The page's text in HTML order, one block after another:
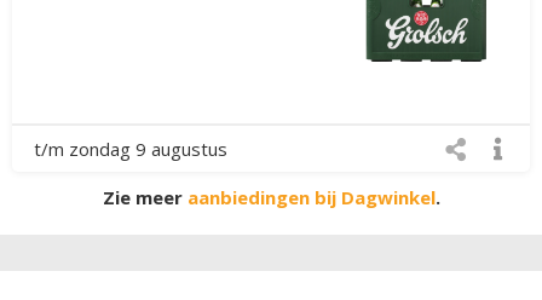
t/m zondag 9 augustus
Zie meer aanbiedingen bij Dagwinkel.